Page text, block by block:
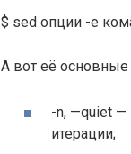
$ sed опции -e
А вот её основные
-n, —quiet
итерации;